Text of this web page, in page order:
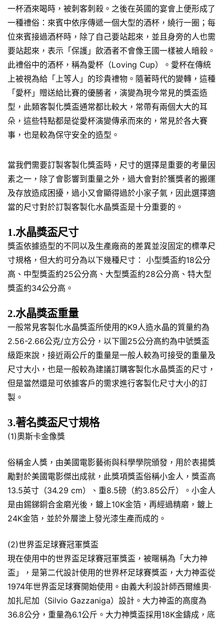
一杯酒來喝時，被刺客刺殺。之後在英國的宴會上便形成了
一種禮俗：來賓中依序傳遞一個大型的酒杯，繞行一圈；每
位來賓接過酒杯時，除了自己要站起來，並且身旁的人也需
要站起來，表示「保護」飲酒者不會像王國一樣被人暗殺。
此禮俗中的酒杯，稱為愛杯（Loving Cup）。愛杯在傳統
上被視為給「上等人」的珍貴禮物。隨著時代的變轉，這種
「愛杯」贈送給比賽的優勝者，演變為現今常見的獎盃造
型，此類客製化獎盃通常都比較大，常帶有兩個大大的耳
朵，這些特點都是從愛杯演變傳承而來的，常見於各大賽
事，也是較為保守安全的造型。
當我們需要訂製客製化獎盃時，尺寸的選擇是重要的考量因
素之一，除了會影響到重量之外，過大會對於獲獎者的搬運
及存放造成困擾，過小又會顯得過於小家子氣，因此選擇適
當的尺寸對於訂製客製化水晶獎盃是十分重要的。
1.水晶獎盃尺寸
獎盃依據造型的不同以及生產廠商的差異並沒固定的標準尺
寸規格，但大約可分為以下幾種尺寸： 小型獎盃約18公分
高、中型獎盃約25公分高、大型獎盃約28公分高、特大型
獎盃約34公分高。
2.水晶獎盃重量
一般常見客製化水晶獎盃所使用的K9人造水晶的質量約為
2.56-2.66公克/立方公分，以下圖25公分高約為中號獎盃
級距來說，接近兩公斤的重量是一般人較為可接受的重量及
尺寸大小，也是一般較為建議訂購客製化水晶獎盃的尺寸，
但是當然還是可依據客戶的需求進行客製化尺寸大小的訂
製。
3.著名獎盃尺寸規格
(1)奧斯卡金像獎
俗稱金人獎，由美國電影藝術與科學學院頒發，用於表揚獎
勵對於美國電影傑出成就，此獎項獎盃俗稱小金人，獎盃高
13.5英寸（34.29 cm）、重8.5磅（約3.85公斤）。小金人
是由錫銻銅合金磨光後，鍍上10K金箔，再經過精磨，鍍上
24K金箔，並於外層塗上發光漆生產而成的。
(2)世界盃足球賽冠軍獎盃
現在使用中的世界盃足球賽冠軍獎盃，被暱稱為「大力神
盃」，是第二代設計使用的世界杯足球賽獎盃，大力神盃從
1974年世界盃足球賽開始使用。由義大利設計師西爾維奧·
加扎尼加（Silvio Gazzaniga）設計。大力神盃的高度為
36.8公分，重量為6.1公斤。大力神獎盃採用18K金鑄成，底